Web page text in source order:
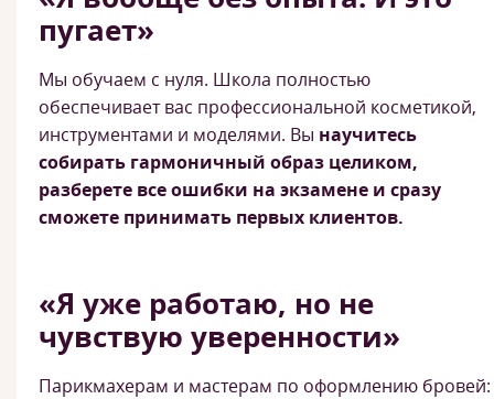
пугает»
Мы обучаем с нуля. Школа полностью
обеспечивает вас профессиональной косметикой,
инструментами и моделями. Вы научитесь
собирать гармоничный образ целиком,
разберете все ошибки на экзамене и сразу
сможете принимать первых клиентов.
«Я уже работаю, но не
чувствую уверенности»
Парикмахерам и мастерам по оформлению бровей: